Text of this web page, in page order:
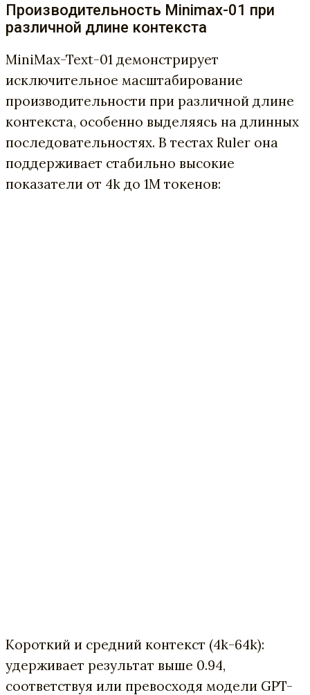
Производительность Minimax-01 при
различной длине контекста
MiniMax-Text-01 демонстрирует
исключительное масштабирование
производительности при различной длине
контекста, особенно выделяясь на длинных
последовательностях. В тестах Ruler она
поддерживает стабильно высокие
показатели от 4k до 1M токенов:
Короткий и средний контекст (4k-64k):
удерживает результат выше 0.94,
соответствуя или превосходя модели GPT-